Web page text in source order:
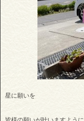
星に願いを